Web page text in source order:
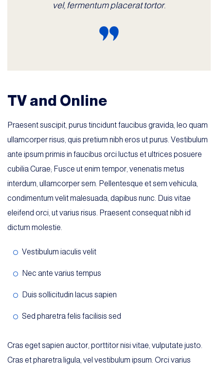
vel, fermentum placerat tortor.
TV and Online
Praesent suscipit, purus tincidunt faucibus gravida, leo quam
ullamcorper risus, quis pretium nibh eros ut purus. Vestibulum
ante ipsum primis in faucibus orci luctus et ultrices posuere
cubilia Curae; Fusce ut enim tempor, venenatis metus
interdum, ullamcorper sem. Pellentesque et sem vehicula,
condimentum velit malesuada, dapibus nunc. Duis vitae
eleifend orci, ut varius risus. Praesent consequat nibh id
dictum molestie.
Vestibulum iaculis velit
Nec ante varius tempus
Duis sollicitudin lacus sapien
Sed pharetra felis facilisis sed
Cras eget sapien auctor, porttitor nisi vitae, vulputate justo.
Cras et pharetra ligula, vel vestibulum ipsum. Orci varius